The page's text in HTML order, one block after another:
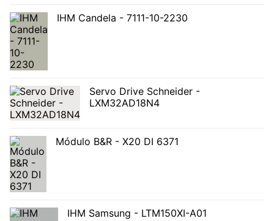
IHM Candela - 7111-10-2230
Servo Drive Schneider -
LXM32AD18N4
Módulo B&R - X20 DI 6371
IHM Samsung - LTM150XI-A01